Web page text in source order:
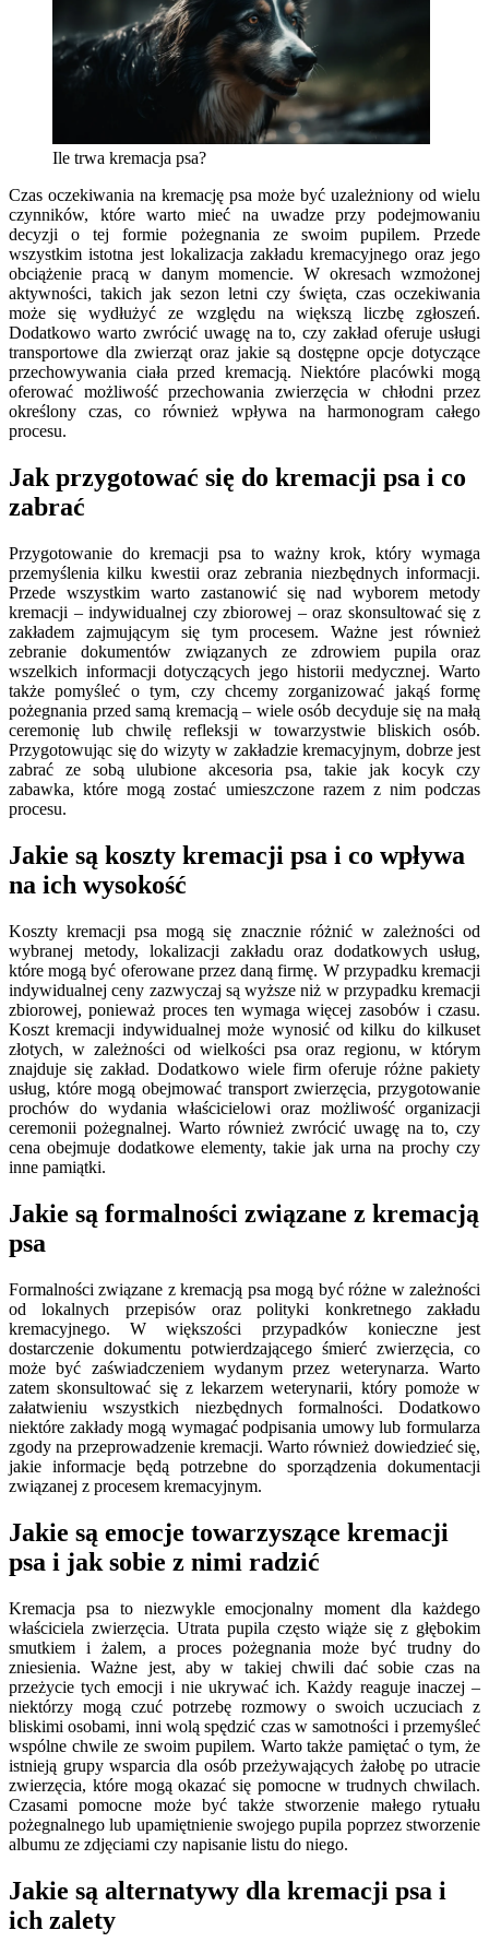
Ile trwa kremacja psa?
Czas oczekiwania na kremację psa może być uzależniony od wielu
czynników, które warto mieć na uwadze przy podejmowaniu
decyzji o tej formie pożegnania ze swoim pupilem. Przede
wszystkim istotna jest lokalizacja zakładu kremacyjnego oraz jego
obciążenie pracą w danym momencie. W okresach wzmożonej
aktywności, takich jak sezon letni czy święta, czas oczekiwania
może się wydłużyć ze względu na większą liczbę zgłoszeń.
Dodatkowo warto zwrócić uwagę na to, czy zakład oferuje usługi
transportowe dla zwierząt oraz jakie są dostępne opcje dotyczące
przechowywania ciała przed kremacją. Niektóre placówki mogą
oferować możliwość przechowania zwierzęcia w chłodni przez
określony czas, co również wpływa na harmonogram całego
procesu.
Jak przygotować się do kremacji psa i co
zabrać
Przygotowanie do kremacji psa to ważny krok, który wymaga
przemyślenia kilku kwestii oraz zebrania niezbędnych informacji.
Przede wszystkim warto zastanowić się nad wyborem metody
kremacji – indywidualnej czy zbiorowej – oraz skonsultować się z
zakładem zajmującym się tym procesem. Ważne jest również
zebranie dokumentów związanych ze zdrowiem pupila oraz
wszelkich informacji dotyczących jego historii medycznej. Warto
także pomyśleć o tym, czy chcemy zorganizować jakąś formę
pożegnania przed samą kremacją – wiele osób decyduje się na małą
ceremonię lub chwilę refleksji w towarzystwie bliskich osób.
Przygotowując się do wizyty w zakładzie kremacyjnym, dobrze jest
zabrać ze sobą ulubione akcesoria psa, takie jak kocyk czy
zabawka, które mogą zostać umieszczone razem z nim podczas
procesu.
Jakie są koszty kremacji psa i co wpływa
na ich wysokość
Koszty kremacji psa mogą się znacznie różnić w zależności od
wybranej metody, lokalizacji zakładu oraz dodatkowych usług,
które mogą być oferowane przez daną firmę. W przypadku kremacji
indywidualnej ceny zazwyczaj są wyższe niż w przypadku kremacji
zbiorowej, ponieważ proces ten wymaga więcej zasobów i czasu.
Koszt kremacji indywidualnej może wynosić od kilku do kilkuset
złotych, w zależności od wielkości psa oraz regionu, w którym
znajduje się zakład. Dodatkowo wiele firm oferuje różne pakiety
usług, które mogą obejmować transport zwierzęcia, przygotowanie
prochów do wydania właścicielowi oraz możliwość organizacji
ceremonii pożegnalnej. Warto również zwrócić uwagę na to, czy
cena obejmuje dodatkowe elementy, takie jak urna na prochy czy
inne pamiątki.
Jakie są formalności związane z kremacją
psa
Formalności związane z kremacją psa mogą być różne w zależności
od lokalnych przepisów oraz polityki konkretnego zakładu
kremacyjnego. W większości przypadków konieczne jest
dostarczenie dokumentu potwierdzającego śmierć zwierzęcia, co
może być zaświadczeniem wydanym przez weterynarza. Warto
zatem skonsultować się z lekarzem weterynarii, który pomoże w
załatwieniu wszystkich niezbędnych formalności. Dodatkowo
niektóre zakłady mogą wymagać podpisania umowy lub formularza
zgody na przeprowadzenie kremacji. Warto również dowiedzieć się,
jakie informacje będą potrzebne do sporządzenia dokumentacji
związanej z procesem kremacyjnym.
Jakie są emocje towarzyszące kremacji
psa i jak sobie z nimi radzić
Kremacja psa to niezwykle emocjonalny moment dla każdego
właściciela zwierzęcia. Utrata pupila często wiąże się z głębokim
smutkiem i żalem, a proces pożegnania może być trudny do
zniesienia. Ważne jest, aby w takiej chwili dać sobie czas na
przeżycie tych emocji i nie ukrywać ich. Każdy reaguje inaczej –
niektórzy mogą czuć potrzebę rozmowy o swoich uczuciach z
bliskimi osobami, inni wolą spędzić czas w samotności i przemyśleć
wspólne chwile ze swoim pupilem. Warto także pamiętać o tym, że
istnieją grupy wsparcia dla osób przeżywających żałobę po utracie
zwierzęcia, które mogą okazać się pomocne w trudnych chwilach.
Czasami pomocne może być także stworzenie małego rytuału
pożegnalnego lub upamiętnienie swojego pupila poprzez stworzenie
albumu ze zdjęciami czy napisanie listu do niego.
Jakie są alternatywy dla kremacji psa i
ich zalety